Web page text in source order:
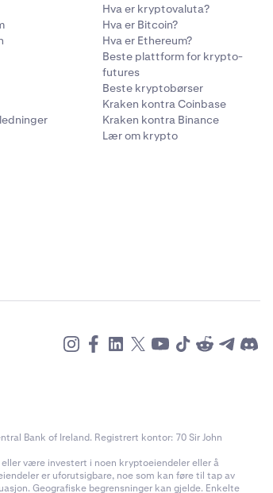
Hva er kryptovaluta?
Hva er Bitcoin?
Hva er Ethereum?
Beste plattform for krypto-
futures
Beste kryptobørser
Kraken kontra Coinbase
Kraken kontra Binance
Lær om krypto
Bank of Ireland. Registrert kontor: 70 Sir John
være investert i noen kryptoeiendeler eller å
er uforutsigbare, noe som kan føre til tap av
Geografiske begrensninger kan gjelde. Enkelte